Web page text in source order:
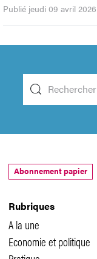
Publié jeudi 09 avril 2026
Rubriques
A la une
Economie et politique
Abonnement papier